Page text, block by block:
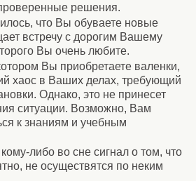
решения.
что Вы обуваете новые
встречу с дорогим Вашему
Вы очень любите.
Вы приобретаете валенки,
хаос в Ваших делах, требующий
Однако, это не принесет
ситуации. Возможно, Вам
к знаниям и учебным
либо во сне сигнал о том, что
не осуществятся по неким